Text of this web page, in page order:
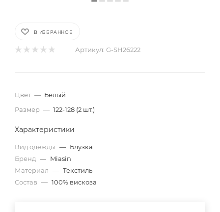
В ИЗБРАННОЕ
Артикул: G-SH26222
Цвет — Белый
Размер — 122-128 (2 шт.)
Характеристики
Вид одежды — Блузка
Бренд — Miasin
Материал — Текстиль
Состав — 100% вискоза